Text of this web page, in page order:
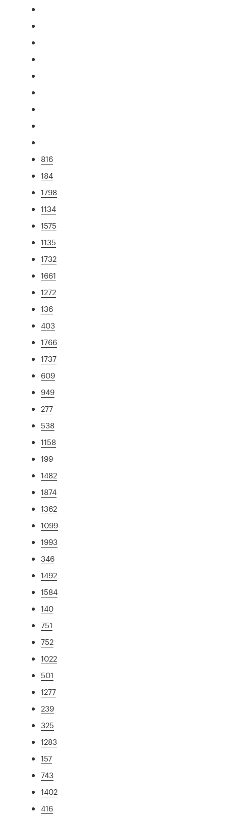
816
184
1798
1134
1575
1135
1732
1661
1272
136
403
1766
1737
609
949
277
538
1158
199
1482
1874
1362
1099
1993
346
1492
1584
140
751
752
1022
501
1277
239
325
1283
157
743
1402
416